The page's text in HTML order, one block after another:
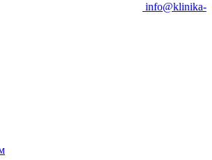
info@klinika-